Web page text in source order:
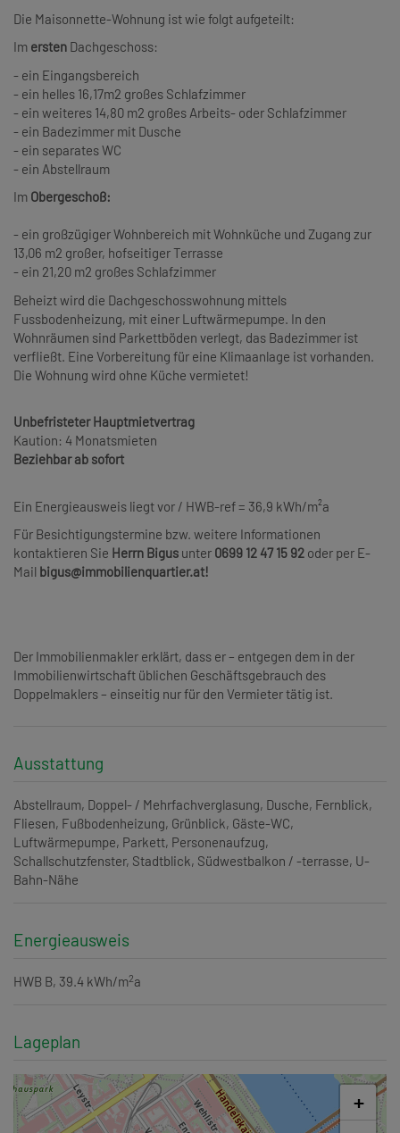
Die Maisonnette-Wohnung ist wie folgt aufgeteilt:
Im ersten Dachgeschoss:
- ein Eingangsbereich
- ein helles 16,17m2 großes Schlafzimmer
- ein weiteres 14,80 m2 großes Arbeits- oder Schlafzimmer
- ein Badezimmer mit Dusche
- ein separates WC
- ein Abstellraum
Im Obergeschoß:
- ein großzügiger Wohnbereich mit Wohnküche und Zugang zur
13,06 m2 großer, hofseitiger Terrasse
- ein 21,20 m2 großes Schlafzimmer
Beheizt wird die Dachgeschosswohnung mittels
Fussbodenheizung, mit einer Luftwärmepumpe. In den
Wohnräumen sind Parkettböden verlegt, das Badezimmer ist
verfließt. Eine Vorbereitung für eine Klimaanlage ist vorhanden.
Die Wohnung wird ohne Küche vermietet!
Unbefristeter Hauptmietvertrag
Kaution: 4 Monatsmieten
Beziehbar ab sofort
Ein Energieausweis liegt vor / HWB-ref = 36,9 kWh/m²a
Für Besichtigungstermine bzw. weitere Informationen
kontaktieren Sie Herrn Bigus unter 0699 12 47 15 92 oder per E-
Mail bigus@immobilienquartier.at!
Der Immobilienmakler erklärt, dass er – entgegen dem in der
Immobilienwirtschaft üblichen Geschäftsgebrauch des
Doppelmaklers – einseitig nur für den Vermieter tätig ist.
Ausstattung
Abstellraum Doppel- / Mehrfachverglasung Dusche Fernblick
Fliesen Fußbodenheizung Grünblick Gäste-WC
Luftwärmepumpe Parkett Personenaufzug
Schallschutzfenster Stadtblick Südwestbalkon / -terrasse U-
Bahn-Nähe
Energieausweis
HWB B, 39.4 kWh/m2a
Lageplan
+